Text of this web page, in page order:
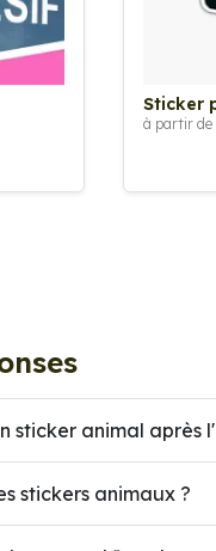
Sticker
à partir de
sticker animal après
stickers animaux ?